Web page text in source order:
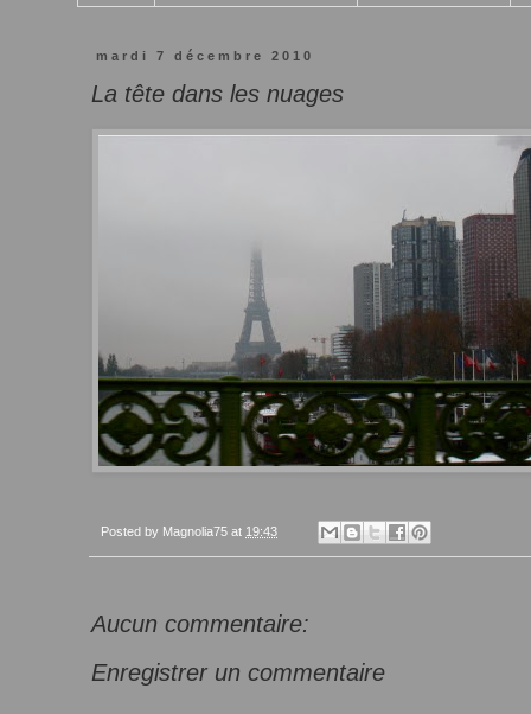
mardi 7 décembre 2010
La tête dans les nuages
Posted by Magnolia75 at 19:43
Aucun commentaire:
Enregistrer un commentaire